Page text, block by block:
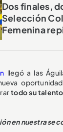
Dos finales,
Selección
Femenina
llegó a las
todo su talento
en nuestra